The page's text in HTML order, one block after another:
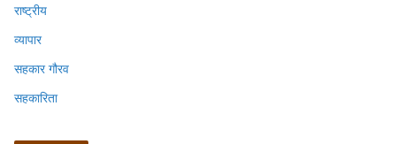
राष्ट्रीय
व्यापार
सहकार गौरव
सहकारिता